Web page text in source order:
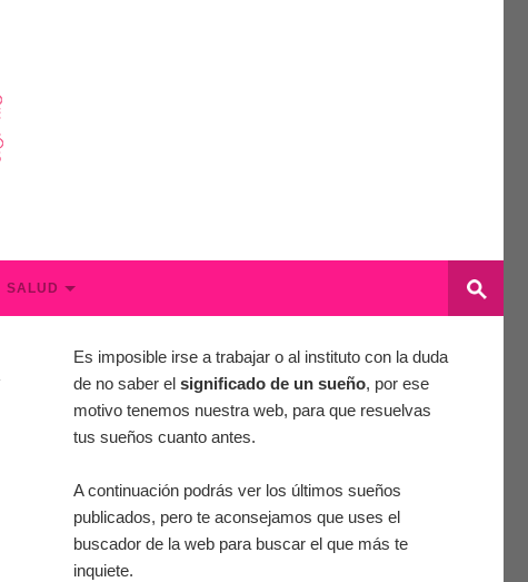
SALUD
Es imposible irse a trabajar o al instituto con la duda
de no saber el significado de un sueño, por ese
motivo tenemos nuestra web, para que resuelvas
tus sueños cuanto antes.
A continuación podrás ver los últimos sueños
publicados, pero te aconsejamos que uses el
buscador de la web para buscar el que más te
inquiete.